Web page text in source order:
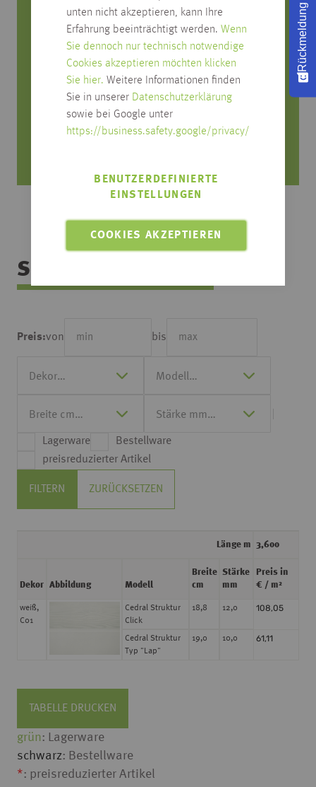
unten nicht akzeptieren, kann Ihre
Erfahrung beeinträchtigt werden. Wenn
Sie dennoch nur technisch notwendige
Cookies akzeptieren möchten klicken
Sie hier. Weitere Informationen finden
Sie in unserer Datenschutzerklärung
sowie bei Google unter
https://business.safety.google/privacy/
COOKIES AKZEPTIEREN
BENUTZERDEFINIERTE
EINSTELLUNGEN
Sie haben Fragen zum Produkt?
Rufen Sie uns an, wir beraten Sie gerne!
0751/4004-545
Mo. bis Fr. von 8 Uhr bis 18 Uhr
Sortimentsübersicht
Preis:von bis
Lagerware
Bestellware
preisreduzierter Artikel
FILTERN ZURÜCKSETZEN
weiß,
C01
Cedral Struktur
Click
18,8 12,0 108,05
Cedral Struktur
Typ "Lap"
19,0 10,0 61,11
Länge m 3,600
Dekor Abbildung Modell
Breite
cm
Stärke
mm
Preis in
€ / m²
TABELLE DRUCKEN
grün: Lagerware
schwarz: Bestellware
*: preisreduzierter Artikel
Rückmeldung